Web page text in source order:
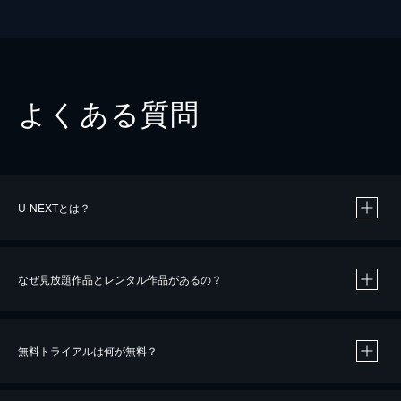
よくある質問
U-NEXTとは？
なぜ見放題作品とレンタル作品があるの？
無料トライアルは何が無料？